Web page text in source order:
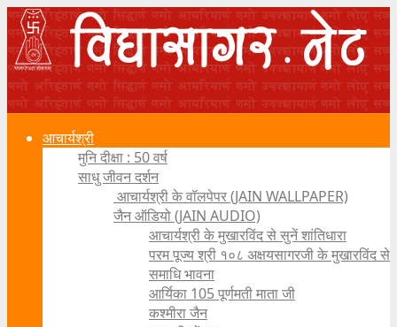
आचार्यश्री
मुनि दीक्षा : 50 वर्ष
साधु जीवन दर्शन
आचार्यश्री के वॉलपेपर (JAIN WALLPAPER)
जैन ऑडियो (JAIN AUDIO)
आचार्यश्री के मुखारविंद से सुनें शांतिधारा
परम पूज्य श्री १०८ अक्षयसागरजी के मुखारविंद से
समाधि भावना
आर्यिका 105 पूर्णमती माता जी
कश्मीरा जैन